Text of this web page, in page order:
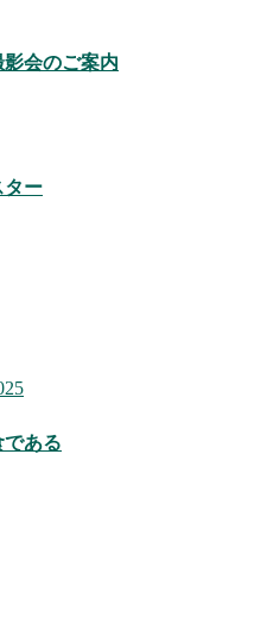
会のご案内
ー
ある